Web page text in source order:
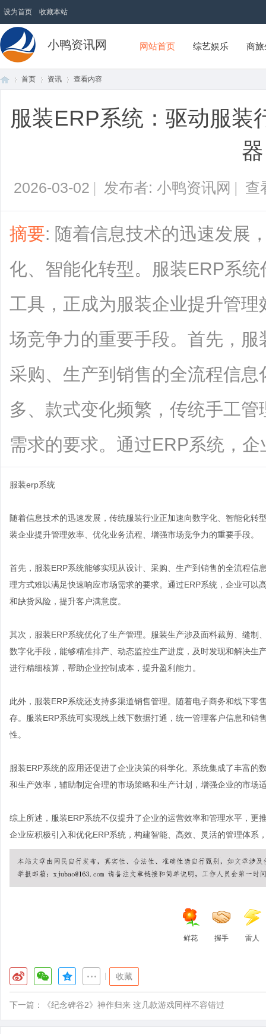
设为首页 收藏本站
小鸭资讯网 网站首页 综艺娱乐 商
›
首页 资讯 查看内容
服装ERP系统：驱动服装
器
2026-03-02 | 发布者: 小鸭资讯网 | 查
摘要: 随着信息技术的迅速发展
化、智能化转型。服装ERP系
工具，正成为服装企业提升管
场竞争力的重要手段。首先，
采购、生产到销售的全流程信
多、款式变化频繁，传统手工
需求的要求。通过ERP系统，企
服装erp系统
随着信息技术的迅速发展，传统服装行业正加速向数字化、智能化
装企业提升管理效率、优化业务流程、增强市场竞争力的重要手段。
首先，服装ERP系统能够实现从设计、采购、生产到销售的全流程
理方式难以满足快速响应市场需求的要求。通过ERP系统，企业可
和缺货风险，提升客户满意度。
其次，服装ERP系统优化了生产管理。服装生产涉及面料裁剪、缝制
数字化手段，能够精准排产、动态监控生产进度，及时发现和解决生
进行精细核算，帮助企业控制成本，提升盈利能力。
此外，服装ERP系统还支持多渠道销售管理。随着电子商务和线下
存。服装ERP系统可实现线上线下数据打通，统一管理客户信息和
性。
服装ERP系统的应用还促进了企业决策的科学化。系统集成了丰富
和生产效率，辅助制定合理的市场策略和生产计划，增强企业的市场
综上所述，服装ERP系统不仅提升了企业的运营效率和管理水平，
企业应积极引入和优化ERP系统，构建智能、高效、灵活的管理体系
鲜花 握手 雷人
收藏
下一篇： 《纪念碑谷2》神作归来 这几款游戏同样不容错过